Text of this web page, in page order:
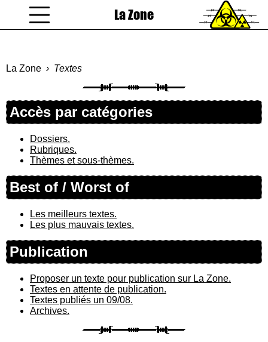
La Zone
La Zone Textes
Accès par catégories
Dossiers.
Rubriques.
Thèmes et sous-thèmes.
Best of / Worst of
Les meilleurs textes.
Les plus mauvais textes.
Publication
Proposer un texte pour publication sur La Zone.
Textes en attente de publication.
Textes publiés un 09/08.
Archives.